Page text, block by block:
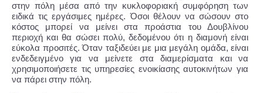
στην πόλη μέσα από την κυκλοφοριακή συμφόρηση των
ειδικά τις εργάσιμες ημέρες. Όσοι θέλουν να σώσουν στο
κόστος μπορεί να μείνει στα προάστια του Δουβλίνου
περιοχή και θα σώσει πολύ, δεδομένου ότι η διαμονή είναι
εύκολα προσιτές. Όταν ταξιδεύει με μια μεγάλη ομάδα, είναι
ενδεδειγμένο για να μείνετε στα διαμερίσματα και να
χρησιμοποιήσετε τις υπηρεσίες ενοικίασης αυτοκινήτων για
να πάρει στην πόλη.